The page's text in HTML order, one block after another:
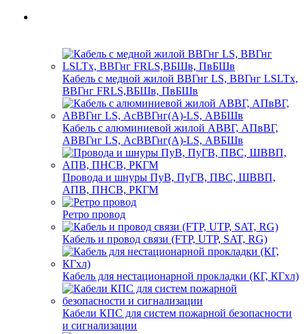
Кабель с медной жилой ВВГнг LS, ВВГнг LSLTx,
ВВГнг FRLS,ВБШв, ПвБШв
Кабель с алюминиевой жилой АВВГ, АПвВГ,
АВВГнг LS, АсВВГнг(А)-LS, АВБШв
Провода и шнуры ПуВ, ПуГВ, ПВС, ШВВП,
АПВ, ПНСВ, РКГМ
Ретро провод
Кабель и провод связи (FTP, UTP, SAT, RG)
Кабель для нестационарной прокладки (КГ, КГхл)
Кабели КПС для систем пожарной безопасности
и сигнализации